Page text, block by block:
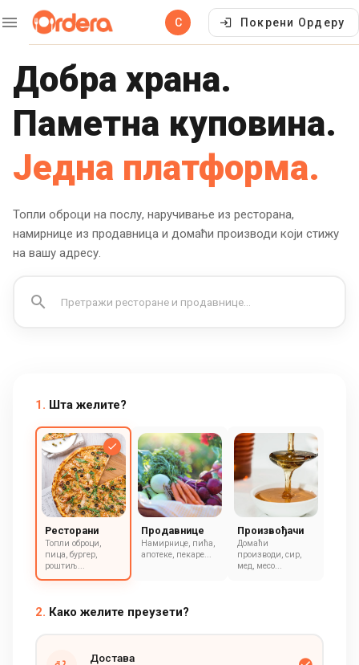
С Покрени Ордеру
Добра храна.
Паметна куповина.
Једна платформа.
Топли оброци на послу, наручивање из ресторана,
намирнице из продавница и домаћи производи који стижу
на вашу адресу.
1. Шта желите?
Ресторани
Топли оброци,
пица, бургер,
роштиљ...
Продавнице
Намирнице, пића,
апотеке, пекаре...
Произвођачи
Домаћи
производи, сир,
мед, месо...
2. Како желите преузети?
Достава